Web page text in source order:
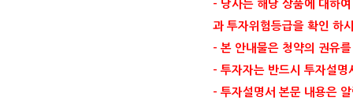
- 당사는 해당 상품에 대하
과 투자위험등급을 확인 하
- 본 안내물은 청약의 권유
- 투자자는 반드시 투자설명
- 투자설명서 본문 내용은